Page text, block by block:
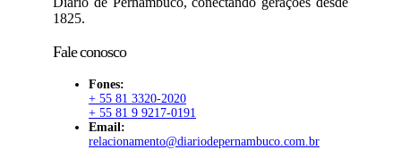
1825.
Fale conosco
Fones:
+ 55 81 3320-2020
+ 55 81 9 9217-0191
Email:
relacionamento@diariodepernambuco.com.br